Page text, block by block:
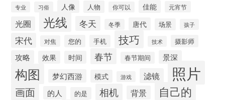
专业 习俗 人像 人物 你可以 佳能 元宵节
光圈 光线 冬天 冬季 唐代 场景 孩子
宋代 对焦 您的 手机 技巧 技术 摄影师
攻略 效果 时间 春节 春节期间 景深
构图 梦幻西游 模式 游戏 滤镜 照片
画面 的人 的是 相机 背景 自己的